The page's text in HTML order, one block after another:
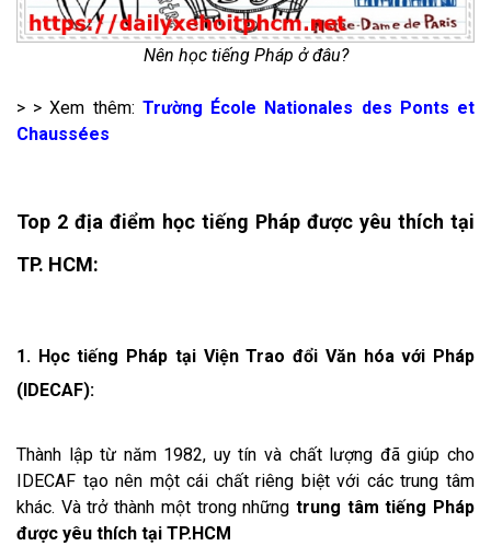
Nên học tiếng Pháp ở đâu?
> > Xem thêm: Trường École Nationales des Ponts et
Chaussées
Top 2 địa điểm học tiếng Pháp được yêu thích tại
TP. HCM:
1. Học tiếng Pháp tại Viện Trao đổi Văn hóa với Pháp
(IDECAF):
Thành lập từ năm 1982, uy tín và chất lượng đã giúp cho
IDECAF tạo nên một cái chất riêng biệt với các trung tâm
khác. Và trở thành một trong những trung tâm tiếng Pháp
được yêu thích tại TP.HCM